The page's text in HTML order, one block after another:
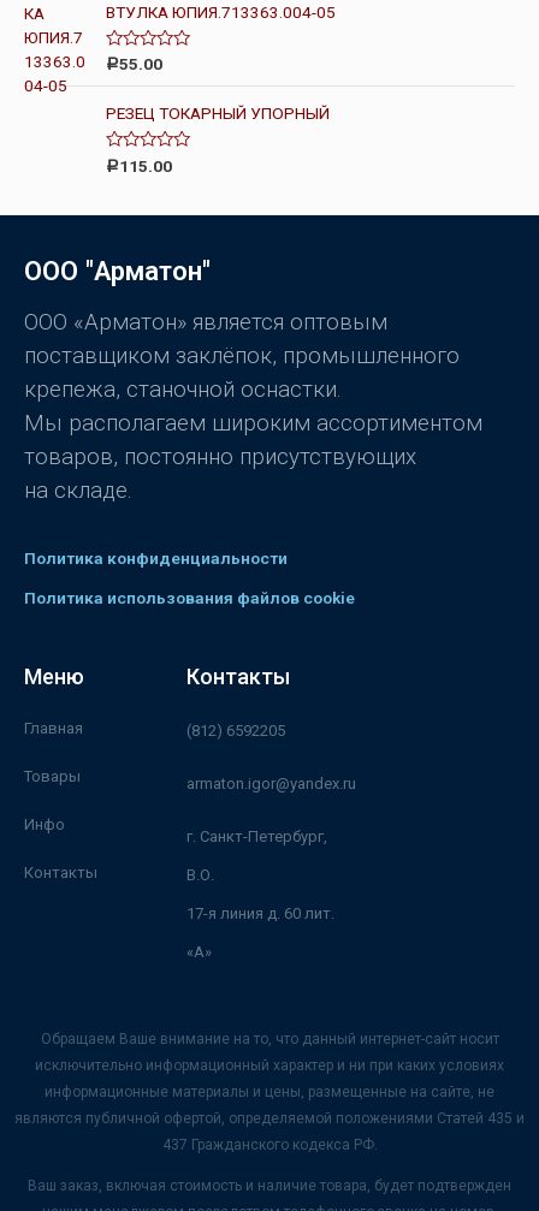
ВТУЛКА ЮПИЯ.713363.004-05
О
н
к
а
0
и
Р55.00
РЕЗЕЦ ТОКАРНЫЙ УПОРНЫЙ
О
и
з
Р115.00
ООО "Арматон"
ООО «Арматон» является оптовым
поставщиком заклёпок, промышленного
крепежа, станочной оснастки.
Мы располагаем широким ассортиментом
товаров, постоянно присутствующих
на складе.
Политика конфиденциальности
Политика использования файлов cookie
Меню
Главная
Товары
Инфо
Контакты
Контакты
(812) 6592205
armaton.igor@yandex.ru
г. Санкт-Петербург,
В.О.
17-я линия д. 60 лит.
«А»
Обращаем Ваше внимание на то, что данный интернет-сайт носит
исключительно информационный характер и ни при каких условиях
информационные материалы и цены, размещенные на сайте, не
являются публичной офертой, определяемой положениями Статей 435 и
437 Гражданского кодекса РФ.
Ваш заказ, включая стоимость и наличие товара, будет подтвержден